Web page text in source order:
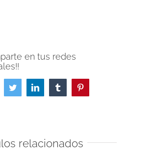
en tus redes
TwitterLinkedIn Tumblr
relacionados